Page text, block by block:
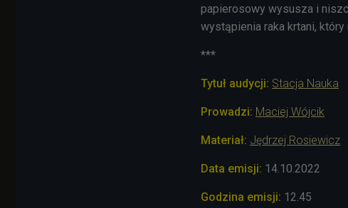
papierosowy wysusza i
wystąpienia raka krtani,
***
Tytuł audycji: Stacja Nauka
Prowadzi: Maciej Wójcik
Materiał: Jędrzej Rosiewicz
Data emisji: 14.10.2022
Godzina emisji: 12.45